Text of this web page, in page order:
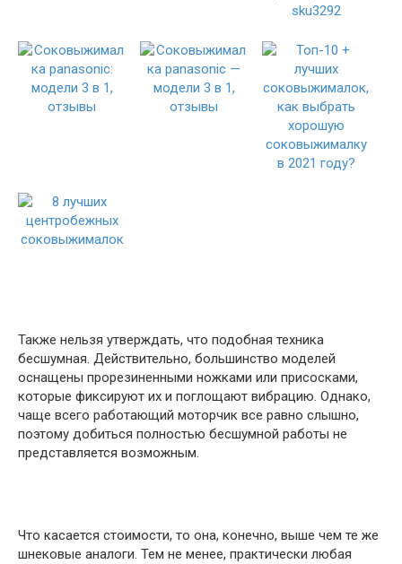
Также нельзя утверждать, что подобная техника
бесшумная. Действительно, большинство моделей
оснащены прорезиненными ножками или присосками,
которые фиксируют их и поглощают вибрацию. Однако,
чаще всего работающий моторчик все равно слышно,
поэтому добиться полностью бесшумной работы не
представляется возможным.
Что касается стоимости, то она, конечно, выше чем те же
шнековые аналоги. Тем не менее, практически любая